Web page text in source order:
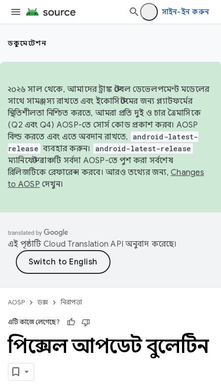
সাইন-ইন করুন
ডকুমেন্টেশন
২০২৬ সাল থেকে, আমাদের ট্রাঙ্ক স্টেবল ডেভেলপমেন্ট মডেলের
সাথে সামঞ্জস্য রাখতে এবং ইকোসিস্টেমের জন্য প্ল্যাটফর্মের
স্থিতিশীলতা নিশ্চিত করতে, আমরা প্রতি দুই ও চার ত্রৈমাসিকে
(Q2 এবং Q4) AOSP-তে সোর্স কোড প্রকাশ করব। AOSP
বিল্ড করতে এবং এতে অবদান রাখতে,
android-latest-
release ব্যবহার করুন। android-latest-release
ম্যানিফেস্ট ব্রাঞ্চটি সর্বদা AOSP-তে পুশ করা সর্বশেষ
রিলিজটিকে রেফারেন্স করবে। আরও তথ্যের জন্য, Changes
to AOSP দেখুন।
এই পৃষ্ঠাটি Cloud Translation API অনুবাদ করেছে।
AOSP ডক্স নিরাপত্তা
এটি কাজে লেগেছে?
পিক্সেল আপডেট বুলেটিন